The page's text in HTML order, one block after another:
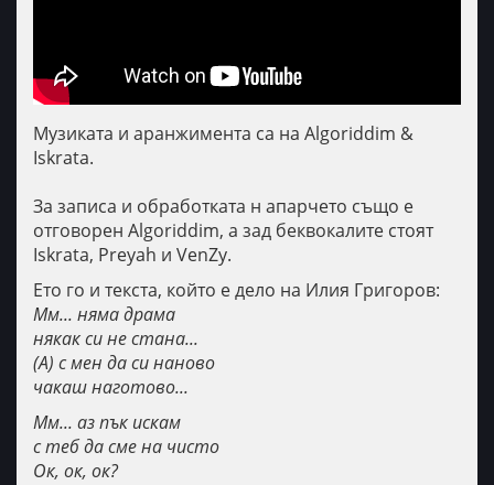
Музиката и аранжимента са на Algoriddim &
Iskrata.
За записа и обработката н апарчето също е
отговорен Algoriddim, а зад беквокалите стоят
Iskrata, Preyah и VenZy.
Ето го и текста, който е дело на Илия Григоров:
Мм... няма драма
някак си не стана...
(А) с мен да си наново
чакаш наготово...
Мм... аз пък искам
с теб да сме на чисто
Ок, ок, ок?